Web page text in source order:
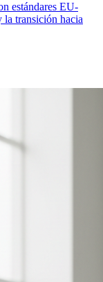
estándares EU-
la transición hacia